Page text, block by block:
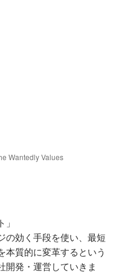
Wantedly Values
の効く手段を使い、最短
本質的に変革するという
開発・運営していきま